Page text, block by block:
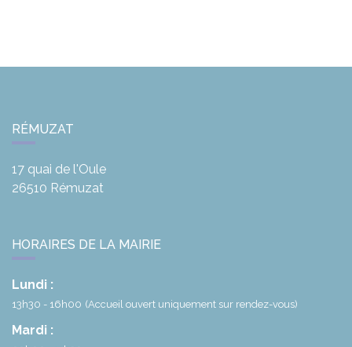
RÉMUZAT
17 quai de l'Oule
26510 Rémuzat
HORAIRES DE LA MAIRIE
Lundi :
13h30 - 16h00 (Accueil ouvert uniquement sur rendez-vous)
Mardi :